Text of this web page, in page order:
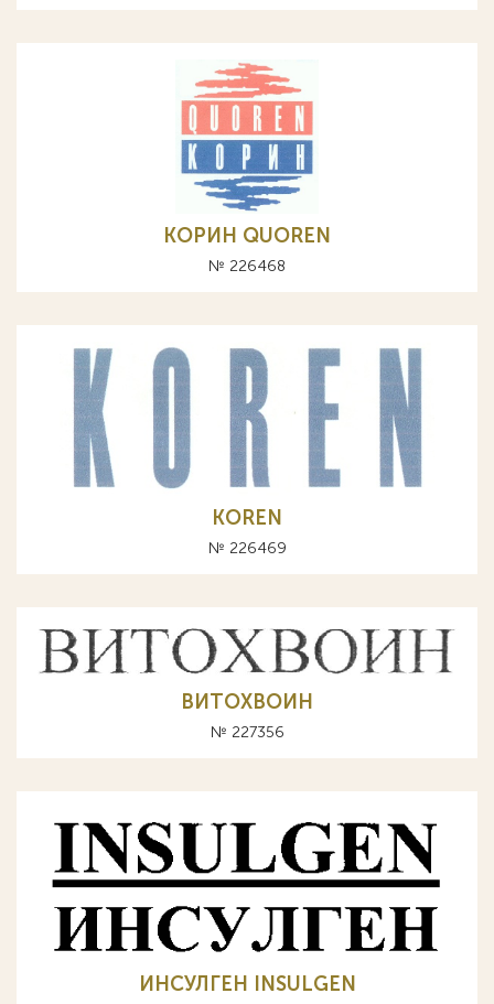
КОРИН QUOREN
№ 226468
KOREN
№ 226469
ВИТОХВОИН
№ 227356
ИНСУЛГЕН INSULGEN